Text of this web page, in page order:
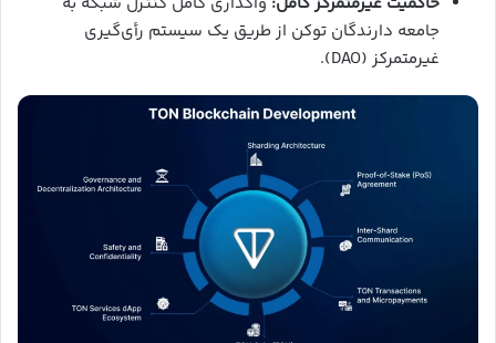
جامعه دارندگان توکن از طریق یک سیستم رأی‌گیری
غیرمتمرکز (DAO).